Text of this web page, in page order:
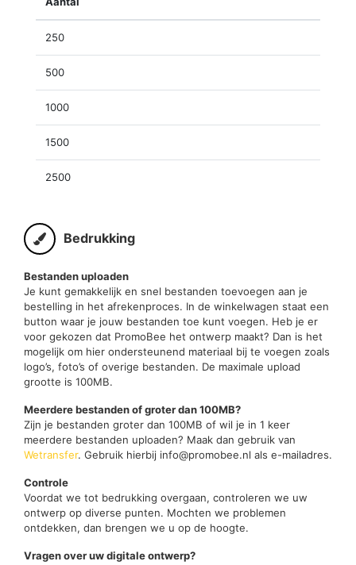
250
500
1000
1500
2500
Bedrukking
Bestanden uploaden
Je kunt gemakkelijk en snel bestanden toevoegen aan je
bestelling in het afrekenproces. In de winkelwagen staat een
button waar je jouw bestanden toe kunt voegen. Heb je er
voor gekozen dat PromoBee het ontwerp maakt? Dan is het
mogelijk om hier ondersteunend materiaal bij te voegen zoals
logo’s, foto’s of overige bestanden. De maximale upload
grootte is 100MB.
Meerdere bestanden of groter dan 100MB?
Zijn je bestanden groter dan 100MB of wil je in 1 keer
meerdere bestanden uploaden? Maak dan gebruik van
Wetransfer. Gebruik hierbij info@promobee.nl als e-mailadres.
Controle
Voordat we tot bedrukking overgaan, controleren we uw
ontwerp op diverse punten. Mochten we problemen
ontdekken, dan brengen we u op de hoogte.
Vragen over uw digitale ontwerp?